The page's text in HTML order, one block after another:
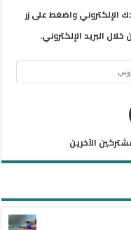
الإلكتروني واضغط على زر
البريد الإلكتروني.